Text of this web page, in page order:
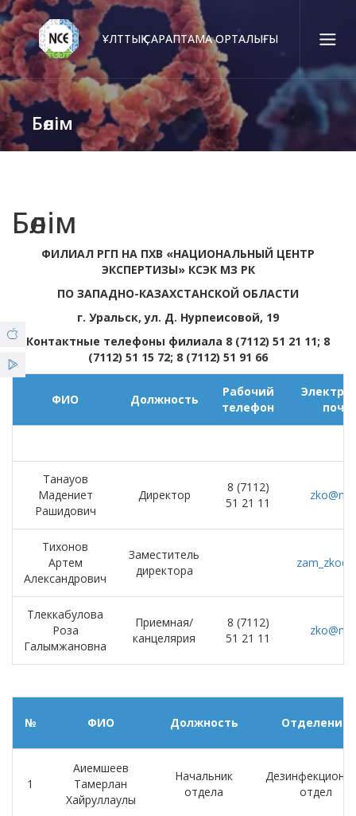
ҰЛТТЫҚ САРАПТАМА ОРТАЛЫҒЫ
Қаз Рус
Eng
Байланыс орталығы:
58-85-55, 258-85-55 (Алматы)
Біз туралы
Филиалдар
Қызметтер
Жаңалықтар
ҰСО жаршысы
© Copyright 2019 - nce.kz - all rights reserved.
Бөлім
Бөлім
ФИЛИАЛ РГП НА ПХВ «НАЦИОНАЛЬНЫЙ ЦЕНТР
ЭКСПЕРТИЗЫ» КСЭК МЗ РК
ПО ЗАПАДНО-КАЗАХСТАНСКОЙ ОБЛАСТИ
г. Уральск, ул. Д. Нурпеисовой, 19
Контактные телефоны филиала 8 (7112) 51 21 11; 8
(7112) 51 15 72; 8 (7112) 51 91 66
ФИО Должность
Рабочий
телефон
Танауов
Мадениет
Рашидович
Директор
8 (7112)
51 21 11
Тихонов
Артем
Александрович
Заместитель
директора
Тлеккабулова
Роза
Галымжановна
Приемная/
канцелярия
8 (7112)
51 21 11
№ ФИО Должность Отделение
1
Аиемшеев
Тамерлан
Хайруллаулы
Начальник
отдела
отдел